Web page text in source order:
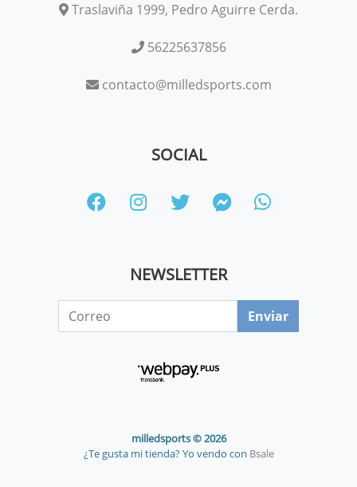
Traslaviña 1999, Pedro Aguirre Cerda.
56225637856
contacto@milledsports.com
SOCIAL
NEWSLETTER
Enviar
milledsports © 2026
¿Te gusta mi tienda? Yo vendo con Bsale